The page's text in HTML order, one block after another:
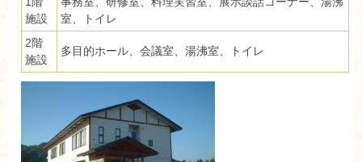
施設
室、トイレ
2階
施設
多目的ホール、会議室、湯沸室、トイレ